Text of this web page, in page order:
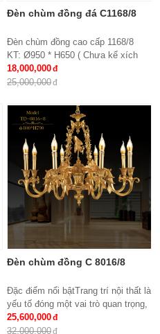
Đèn chùm đồng đá C1168/8
Đèn chùm đồng cao cấp 1168/8
KT: Ø950 * H650 ( Chưa kể xích
treo )
Bóng đèn: E27*8
18,000,000
25,000,000
Đèn chùm đồng C 8016/8
Đặc điểm nổi bậtTrang trí nội thất là
yếu tố đóng một vai trò quan trọng,
đem lại những giá trị thực sự cho
cả căn hộ của gia...
25,600,000
32,000,000